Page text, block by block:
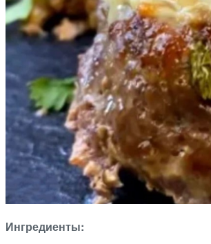
Ингредиенты: